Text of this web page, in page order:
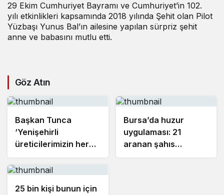
29 Ekim Cumhuriyet Bayramı ve Cumhuriyet’in 102.
yılı etkinlikleri kapsamında 2018 yılında Şehit olan Pilot
Yüzbaşı Yunus Bal’ın ailesine yapılan sürpriz şehit
anne ve babasını mutlu etti.
Göz Atın
Başkan Tunca
‘Yenişehirli
üreticilerimizin her
Bursa’da huzur
uygulaması: 21
aranan şahıs
25 bin kişi bunun için